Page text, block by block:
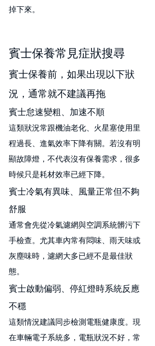
掉下來。
賓士保養常見症狀搜尋
賓士保養前，如果出現以下狀
況，通常就不建議再拖
賓士怠速變粗、加速不順
這類狀況常跟機油老化、火星塞使用里
程過長、進氣效率下降有關。若沒有明
顯故障燈，不代表沒有保養需求，很多
時候只是耗材效率已經下降。
賓士冷氣有異味、風量正常但不夠
舒服
通常會先從冷氣濾網與空調系統髒污下
手檢查。尤其車內常有悶味、雨天味或
灰塵味時，濾網大多已經不是最佳狀
態。
賓士啟動偏弱、停紅燈時系統反應
不穩
這類情況建議同步檢測電瓶健康度。現
在車輛電子系統多，電瓶狀況不好，常